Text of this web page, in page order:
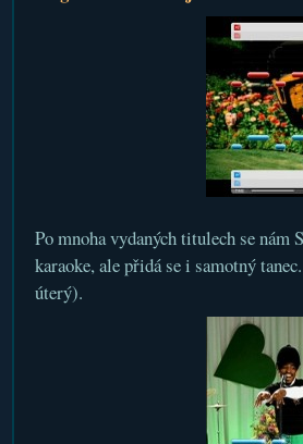
Po mnoha vydaných titulech se
karaoke, ale přidá se i samotný
úterý).